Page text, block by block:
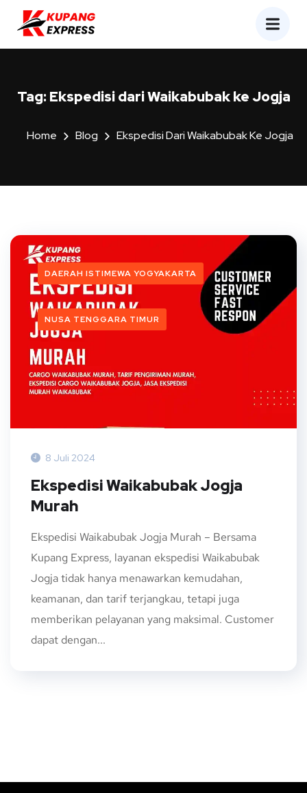
Tag: Ekspedisi dari Waikabubak ke Jogja
Home Blog Ekspedisi Dari Waikabubak Ke Jogja
DAERAH ISTIMEWA YOGYAKARTA
NUSA TENGGARA TIMUR
8 Juli 2024
Ekspedisi Waikabubak Jogja
Murah
Ekspedisi Waikabubak Jogja Murah – Bersama
Kupang Express, layanan ekspedisi Waikabubak
Jogja tidak hanya menawarkan kemudahan,
keamanan, dan tarif terjangkau, tetapi juga
memberikan pelayanan yang maksimal. Customer
dapat dengan...